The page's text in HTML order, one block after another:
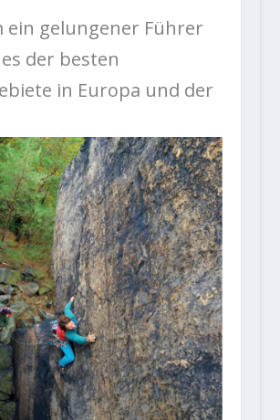
ein gelungener Führer
der besten
in Europa und der